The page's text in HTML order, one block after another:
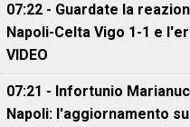
07:22 - Guardate la
Napoli-Celta Vigo 1-1 e
VIDEO
07:21 - Infortunio
Napoli: l'aggiornamento